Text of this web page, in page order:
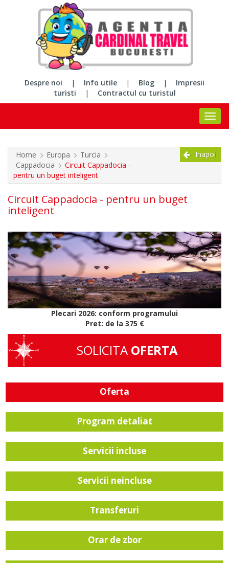
Despre noi | Info utile | Blog |
Impresii
turisti
| Contractul cu turistul
Home Europa
Turcia
Cappadocia
Circuit Cappadocia -
pentru un buget inteligent
Inapoi
Circuit Cappadocia - pentru un buget
inteligent
Plecari 2026: conform programului
Pret: de la 375 €
SOLICITA OFERTA
Oferta
Program detaliat
Servicii incluse
Servicii neincluse
Transferuri
Orar de zbor